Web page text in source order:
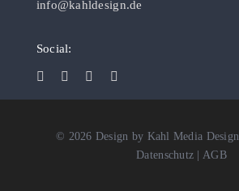
info@kahldesign.de
Social:
© 2026 Design by Kahl Media Design
Datenschutz | AGB